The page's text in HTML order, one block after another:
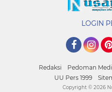
LOGIN
Redaksi Pedoman
UU Pers 1999
Copyright © 2026